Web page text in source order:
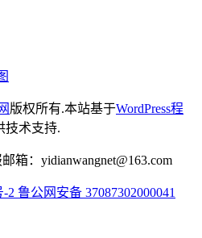
版权所有.本站基于WordPress程
技术支持.
箱：yidianwangnet@163.com
-2 鲁公网安备 37087302000041